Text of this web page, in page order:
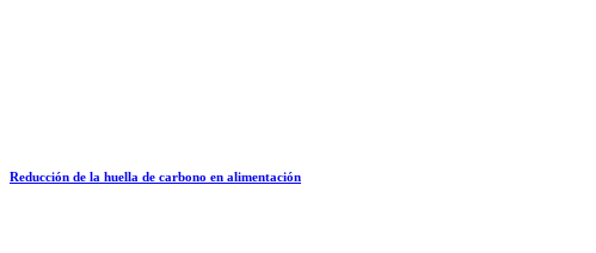
Reducción de la huella de carbono en alimentación